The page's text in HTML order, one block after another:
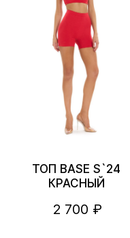
ТОП BASE S`24
КРАСНЫЙ
2 700 ₽